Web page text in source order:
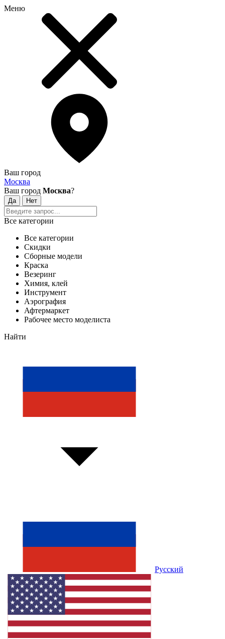
Меню
Ваш город
Москва
Ваш город Москва?
Все категории
Все категории
Скидки
Сборные модели
Краска
Везеринг
Химия, клей
Инструмент
Аэрография
Афтермаркет
Рабочее место моделиста
Найти
Русский